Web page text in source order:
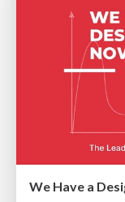
We Have a